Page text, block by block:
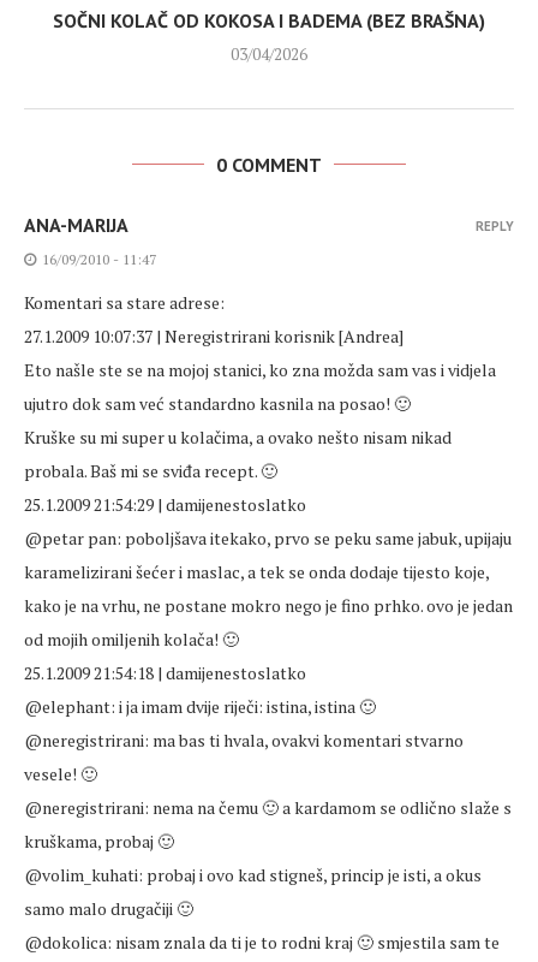
SOČNI KOLAČ OD KOKOSA I BADEMA (BEZ BRAŠNA)
03/04/2026
0 COMMENT
ANA-MARIJA
16/09/2010 - 11:47
Komentari sa stare adrese:
27.1.2009 10:07:37 | Neregistrirani korisnik [Andrea]
Eto našle ste se na mojoj stanici, ko zna možda sam vas i vidjela
ujutro dok sam već standardno kasnila na posao! 🙂
Kruške su mi super u kolačima, a ovako nešto nisam nikad
probala. Baš mi se sviđa recept. 🙂
25.1.2009 21:54:29 | damijenestoslatko
@petar pan: poboljšava itekako, prvo se peku same jabuk, upijaju
karamelizirani šećer i maslac, a tek se onda dodaje tijesto koje,
kako je na vrhu, ne postane mokro nego je fino prhko. ovo je jedan
od mojih omiljenih kolača! 🙂
25.1.2009 21:54:18 | damijenestoslatko
@elephant: i ja imam dvije riječi: istina, istina 🙂
@neregistrirani: ma bas ti hvala, ovakvi komentari stvarno
vesele! 🙂
@neregistrirani: nema na čemu 🙂 a kardamom se odlično slaže s
kruškama, probaj 🙂
@volim_kuhati: probaj i ovo kad stigneš, princip je isti, a okus
samo malo drugačiji 🙂
@dokolica: nisam znala da ti je to rodni kraj 🙂 smjestila sam te
REPLY